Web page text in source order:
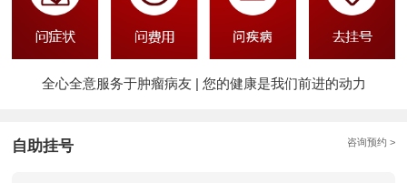
全心全意服务于肿瘤病友 | 您的健康是我们前进的动力
自助挂号 咨询预约 >